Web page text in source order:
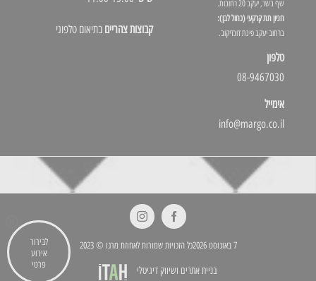
שף בשר, יעקב 20 רחובות.
חניון תת קרקעי (כחול לבן):
ברחוב יעקב פינת דונדיקוב.
טלפון
08-9467030
אימייל
info@margo.co.il
קבוצות צהריים בתיאום טלפוני
7 באוגוסט 2026כל הזכויות שמורות לאחוזת מרגו © 2023
בניית אתרים ושיווק דיגיטלי
לבירור
אירוע
פרטי